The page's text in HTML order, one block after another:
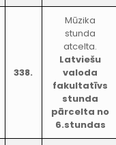
338.
Mūzika
stunda
atcelta.
Latviešu
valoda
fakultatīvs
stunda
pārcelta no
6.stundas